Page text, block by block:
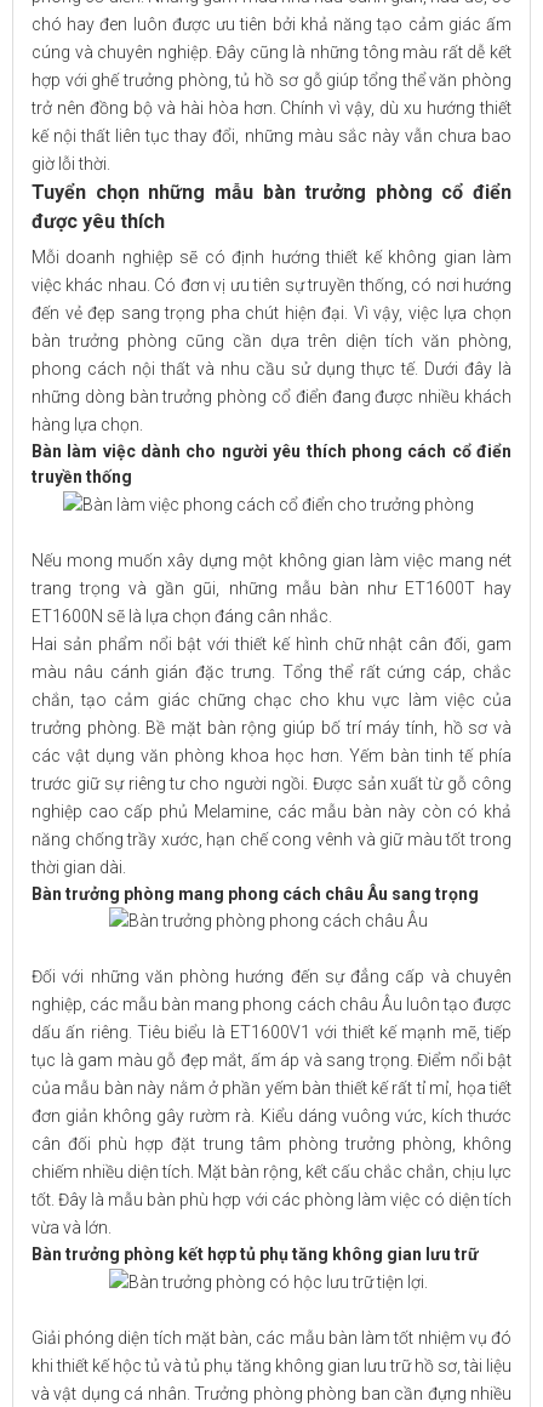
chó hay đen luôn được ưu tiên bởi khả năng tạo cảm giác ấm
cúng và chuyên nghiệp. Đây cũng là những tông màu rất dễ kết
hợp với ghế trưởng phòng, tủ hồ sơ gỗ giúp tổng thể văn phòng
trở nên đồng bộ và hài hòa hơn. Chính vì vậy, dù xu hướng thiết
kế nội thất liên tục thay đổi, những màu sắc này vẫn chưa bao
giờ lỗi thời.
Tuyển chọn những mẫu bàn trưởng phòng cổ điển
được yêu thích
Mỗi doanh nghiệp sẽ có định hướng thiết kế không gian làm
việc khác nhau. Có đơn vị ưu tiên sự truyền thống, có nơi hướng
đến vẻ đẹp sang trọng pha chút hiện đại. Vì vậy, việc lựa chọn
bàn trưởng phòng cũng cần dựa trên diện tích văn phòng,
phong cách nội thất và nhu cầu sử dụng thực tế. Dưới đây là
những dòng bàn trưởng phòng cổ điển đang được nhiều khách
hàng lựa chọn.
Bàn làm việc dành cho người yêu thích phong cách cổ điển
truyền thống
Nếu mong muốn xây dựng một không gian làm việc mang nét
trang trọng và gần gũi, những mẫu bàn như ET1600T hay
ET1600N sẽ là lựa chọn đáng cân nhắc.
Hai sản phẩm nổi bật với thiết kế hình chữ nhật cân đối, gam
màu nâu cánh gián đặc trưng. Tổng thể rất cứng cáp, chắc
chắn, tạo cảm giác chững chạc cho khu vực làm việc của
trưởng phòng. Bề mặt bàn rộng giúp bố trí máy tính, hồ sơ và
các vật dụng văn phòng khoa học hơn. Yếm bàn tinh tế phía
trước giữ sự riêng tư cho người ngồi. Được sản xuất từ gỗ công
nghiệp cao cấp phủ Melamine, các mẫu bàn này còn có khả
năng chống trầy xước, hạn chế cong vênh và giữ màu tốt trong
thời gian dài.
Bàn trưởng phòng mang phong cách châu Âu sang trọng
Đối với những văn phòng hướng đến sự đẳng cấp và chuyên
nghiệp, các mẫu bàn mang phong cách châu Âu luôn tạo được
dấu ấn riêng. Tiêu biểu là ET1600V1 với thiết kế mạnh mẽ, tiếp
tục là gam màu gỗ đẹp mắt, ấm áp và sang trọng. Điểm nổi bật
của mẫu bàn này nằm ở phần yếm bàn thiết kế rất tỉ mỉ, họa tiết
đơn giản không gây rườm rà. Kiểu dáng vuông vức, kích thước
cân đối phù hợp đặt trung tâm phòng trưởng phòng, không
chiếm nhiều diện tích. Mặt bàn rộng, kết cấu chắc chắn, chịu lực
tốt. Đây là mẫu bàn phù hợp với các phòng làm việc có diện tích
vừa và lớn.
Bàn trưởng phòng kết hợp tủ phụ tăng không gian lưu trữ
Giải phóng diện tích mặt bàn, các mẫu bàn làm tốt nhiệm vụ đó
khi thiết kế hộc tủ và tủ phụ tăng không gian lưu trữ hồ sơ, tài liệu
và vật dụng cá nhân. Trưởng phòng phòng ban cần đựng nhiều